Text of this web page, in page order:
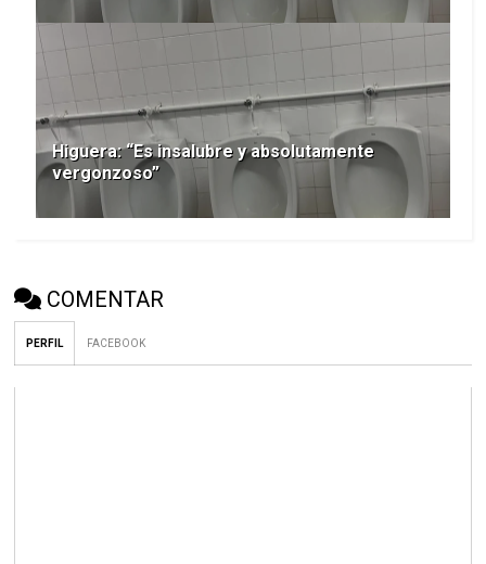
Higuera: “Es insalubre y absolutamente
vergonzoso”
COMENTAR
PERFIL FACEBOOK